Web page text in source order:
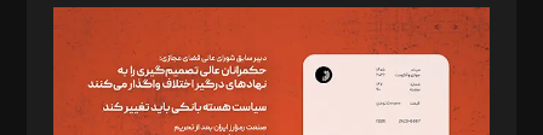
مدیر مسئول: محمدباقر اثنی‌عشری
سردبیر: مهرک محمودی
دبیر تحریریه: میثم قاسمی
د‌بیر ناداستان: سمانه سمیع